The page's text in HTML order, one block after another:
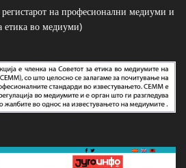
на професионални медиуми и
во медиуми)